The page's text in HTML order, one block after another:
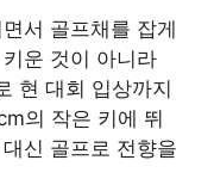
서 골프채를 잡게
운 것이 아니라
현 대회 입상까지
의 작은 키에 뛰
신 골프로 전향을